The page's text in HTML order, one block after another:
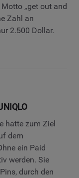
„get out and
Zahl an
2.500 Dollar.
hatte zum Ziel
dem
ein Paid
werden. Sie
durch den